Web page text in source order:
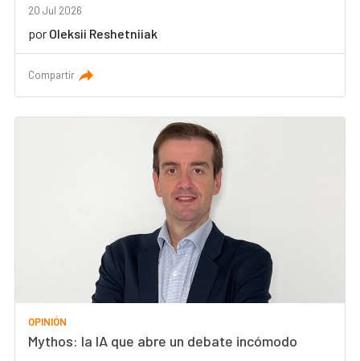
20 Jul 2026
por Oleksii Reshetniiak
Compartir
OPINIÓN
Mythos: la IA que abre un debate incómodo